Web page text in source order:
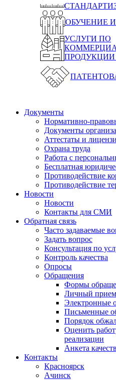
ОБУЧЕНИЕ
УСЛУГИ ПО
Документы
Нормативно-
Документы
Аттестаты и
Охрана труда
Работа с
Бесплатная
Противодействие
Противодействие
Новости
Новости
Контакты для СМИ
Обратная связь
Часто задаваемые
Задать вопрос
Консультация по
Контроль качества
Опросы
Обращения
Формы
Личный прием
Электронные
Письменные
Порядок
Оценить
реализации
Анкета
Контакты
Красноярск
Ачинск